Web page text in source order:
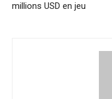
millions USD en jeu